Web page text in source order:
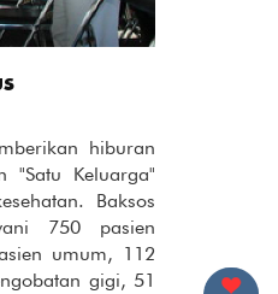
hiburan
"Satu Keluarga"
Baksos
750 pasien
umum, 112
gigi, 51